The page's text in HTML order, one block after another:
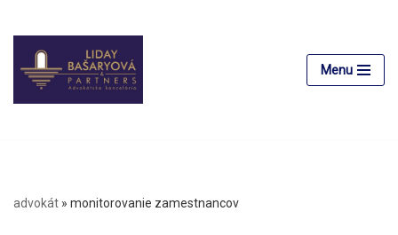
Preskočiť
na
obsah
Menu
advokát » monitorovanie zamestnancov